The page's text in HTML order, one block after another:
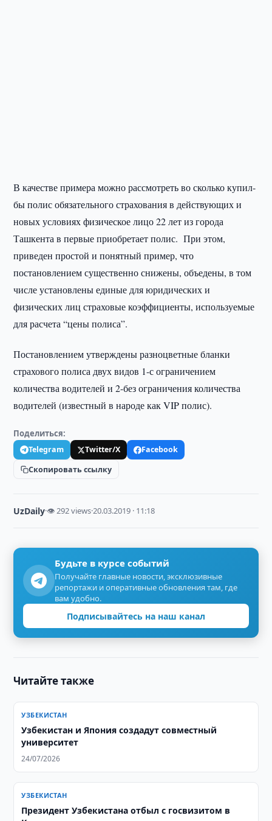
В качестве примера можно рассмотреть во сколько купил-
бы полис обязательного страхования в действующих и
новых условиях физическое лицо 22 лет из города
Ташкента в первые приобретает полис. При этом,
приведен простой и понятный пример, что
постановлением существенно снижены, объедены, в том
числе установлены единые для юридических и
физических лиц страховые коэффициенты, используемые
для расчета “цены полиса”.
Постановлением утверждены разноцветные бланки
страхового полиса двух видов 1-с ограничением
количества водителей и 2-без ограничения количества
водителей (известный в народе как VIP полис).
Поделиться:
Telegram Twitter/X
Facebook
Скопировать ссылку
UzDaily·👁 292 views·20.03.2019 · 11:18
Будьте в курсе событий
Получайте главные новости, эксклюзивные
репортажи и оперативные обновления там, где
вам удобно.
Подписывайтесь на наш канал
Читайте также
УЗБЕКИСТАН
Узбекистан и Япония создадут совместный
университет
24/07/2026
УЗБЕКИСТАН
Президент Узбекистана отбыл с госвизитом в